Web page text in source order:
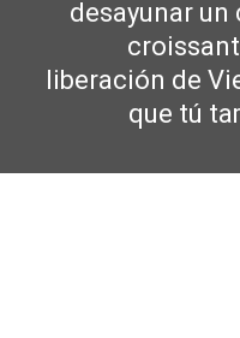
siguiente:
desayunar un
liberación de
que tú